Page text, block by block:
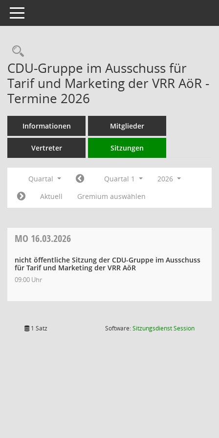
Toggle navigation
Rechercheauswahl
CDU-Gruppe im Ausschuss für
Tarif und Marketing der VRR AöR -
Termine 2026
Informationen Mitglieder
Vertreter Sitzungen
Quartal Quartal 1
2026
Aktuell
Gremium auswählen
MO 16.03.2026
nicht öffentliche Sitzung der CDU-Gruppe im Ausschuss
für Tarif und Marketing der VRR AöR
09:00 Uhr
1 Satz Software:SitzungsdienstSession(Wird in